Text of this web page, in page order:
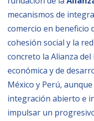
mecanismos de
comercio en beneficio
cohesión social y la
concreto la Alianza
económica y de
México y Perú,
integración abierto e
impulsar un